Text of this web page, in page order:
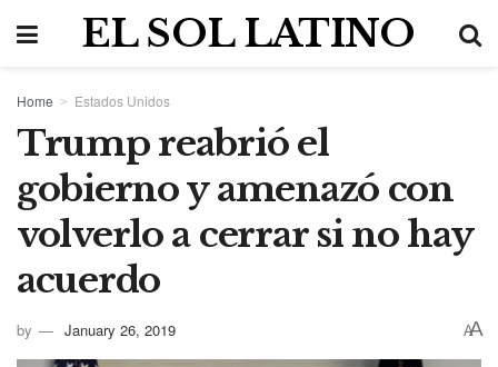
EL SOL LATINO
Home Estados Unidos
Trump reabrió el
gobierno y amenazó con
volverlo a cerrar si no hay
acuerdo
by January 26, 2019 AA